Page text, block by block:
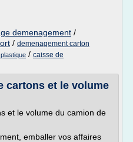
demenagement /
/ demenagement carton
/ caisse de
cartons et le volume
et le volume du camion de
emballer vos affaires